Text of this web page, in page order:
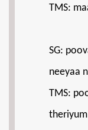
TMS:
SG:
neeyaa
TMS:
theriyum